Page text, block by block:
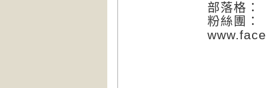
部落格：
粉絲團：